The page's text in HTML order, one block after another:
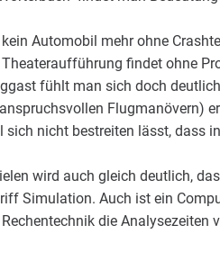
Automobil mehr ohne
findet ohne
fühlt man sich doch
Flugmanövern)
sich nicht bestreiten lässt, dass
wird auch gleich deutlich,
Simulation. Auch ist ein
die